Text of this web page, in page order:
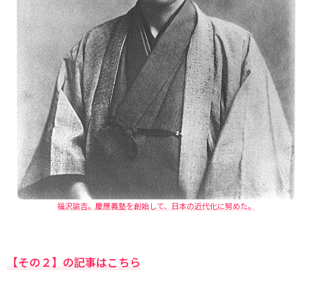
福沢諭吉。慶應義塾を創始して、日本の近代化に努めた。
【その２】の記事はこちら